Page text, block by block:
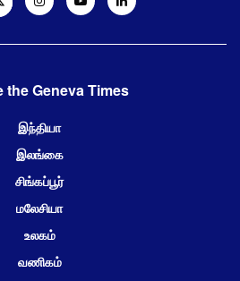
the Geneva Times
இந்தியா
இலங்கை
சிங்கப்பூர்
மலேசியா
உலகம்
வணிகம்